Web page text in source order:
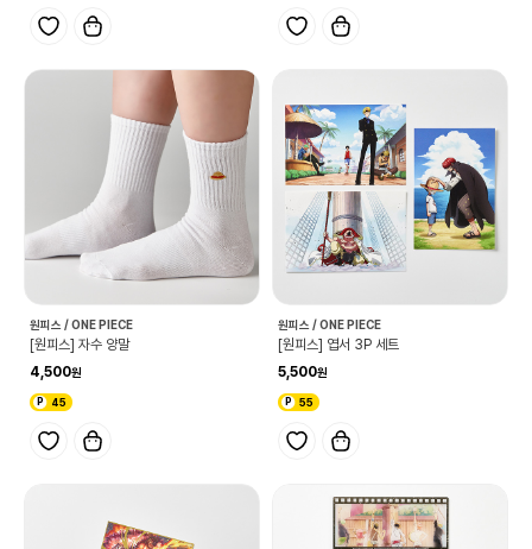
원피스 / ONE PIECE
[원피스] 자수 양말
4,500
45
원피스 / ONE PIECE
[원피스] 엽서 3P 세트
5,500
55